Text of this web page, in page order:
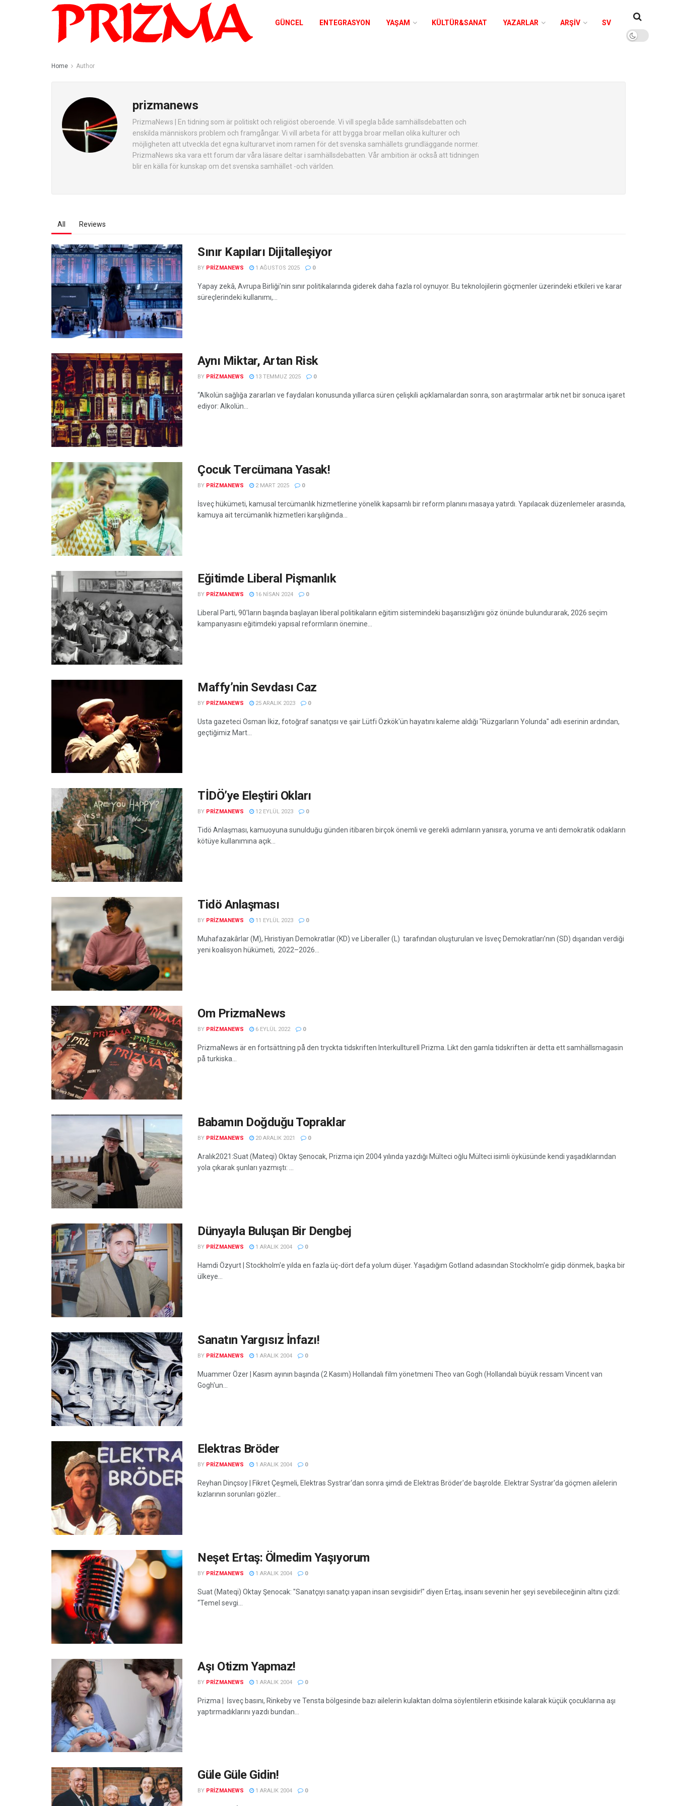
GÜNCEL ENTEGRASYON YAŞAM KÜLTÜR&SANAT YAZARLAR ARŞIV SV
Home Author
prizmanews
PrizmaNews | En tidning som är politiskt och religiöst oberoende. Vi vill spegla både samhällsdebatten och
enskilda människors problem och framgångar. Vi vill arbeta för att bygga broar mellan olika kulturer och
möjligheten att utveckla det egna kulturarvet inom ramen för det svenska samhällets grundläggande normer.
PrizmaNews ska vara ett forum dar våra läsare deltar i samhällsdebatten. Vår ambition är också att tidningen
blir en källa för kunskap om det svenska samhället -och världen.
All Reviews
Sınır Kapıları Dijitalleşiyor
BY PRIZMANEWS 1 AĞUSTOS 2025 0
Yapay zekâ, Avrupa Birliği'nin sınır politikalarında giderek daha fazla rol oynuyor. Bu teknolojilerin göçmenler üzerindeki etkileri ve karar
süreçlerindeki kullanımı,...
Aynı Miktar, Artan Risk
BY PRIZMANEWS 13 TEMMUZ 2025 0
“Alkolün sağlığa zararları ve faydaları konusunda yıllarca süren çelişkili açıklamalardan sonra, son araştırmalar artık net bir sonuca işaret
ediyor: Alkolün...
Çocuk Tercümana Yasak!
BY PRIZMANEWS 2 MART 2025 0
İsveç hükümeti, kamusal tercümanlık hizmetlerine yönelik kapsamlı bir reform planını masaya yatırdı. Yapılacak düzenlemeler arasında,
kamuya ait tercümanlık hizmetleri karşılığında...
Eğitimde Liberal Pişmanlık
BY PRIZMANEWS 16 NISAN 2024 0
Liberal Parti, 90'ların başında başlayan liberal politikaların eğitim sistemindeki başarısızlığını göz önünde bulundurarak, 2026 seçim
kampanyasını eğitimdeki yapısal reformların önemine...
Maffy’nin Sevdası Caz
BY PRIZMANEWS 25 ARALIK 2023 0
Usta gazeteci Osman İkiz, fotoğraf sanatçısı ve şair Lütfi Özkök'ün hayatını kaleme aldığı "Rüzgarların Yolunda" adlı eserinin ardından,
geçtiğimiz Mart...
TİDÖ’ye Eleştiri Okları
BY PRIZMANEWS 12 EYLÜL 2023 0
Tidö Anlaşması, kamuoyuna sunulduğu günden itibaren birçok önemli ve gerekli adımların yanısıra, yoruma ve anti demokratik odakların
kötüye kullanımına açık...
Tidö Anlaşması
BY PRIZMANEWS 11 EYLÜL 2023 0
Muhafazakârlar (M), Hıristiyan Demokratlar (KD) ve Liberaller (L) tarafından oluşturulan ve İsveç Demokratları’nın (SD) dışarıdan verdiği
yeni koalisyon hükümeti, 2022–2026...
Om PrizmaNews
BY PRIZMANEWS 6 EYLÜL 2022 0
PrizmaNews är en fortsättning på den tryckta tidskriften Interkullturell Prizma. Likt den gamla tidskriften är detta ett samhällsmagasin
på turkiska...
Babamın Doğduğu Topraklar
BY PRIZMANEWS 20 ARALIK 2021 0
Aralık2021:Suat (Mateqi) Oktay Şenocak, Prizma için 2004 yılında yazdığı Mülteci oğlu Mülteci isimli öyküsünde kendi yaşadıklarından
yola çıkarak şunları yazmıştı: ...
Dünyayla Buluşan Bir Dengbej
BY PRIZMANEWS 1 ARALIK 2004 0
Hamdi Özyurt | Stockholm'e yılda en fazla üç-dört defa yolum düşer. Yaşadığım Gotland adasından Stockholm'e gidip dönmek, başka bir
ülkeye...
Sanatın Yargısız İnfazı!
BY PRIZMANEWS 1 ARALIK 2004 0
Muammer Özer | Kasım ayının başında (2 Kasım) Hollandalı film yönetmeni Theo van Gogh (Hollandalı büyük ressam Vincent van
Gogh'un...
Elektras Bröder
BY PRIZMANEWS 1 ARALIK 2004 0
Reyhan Dinçsoy | Fikret Çeşmeli, Elektras Systrar‘dan sonra şimdi de Elektras Bröder'de başrolde. Elektrar Systrar'da göçmen ailelerin
kızlarının sorunları gözler...
Neşet Ertaş: Ölmedim Yaşıyorum
BY PRIZMANEWS 1 ARALIK 2004 0
Suat (Mateqi) Oktay Şenocak: "Sanatçıyı sanatçı yapan insan sevgisidir!" diyen Ertaş, insanı sevenin her şeyi sevebileceğinin altını çizdi:
“Temel sevgi...
Aşı Otizm Yapmaz!
BY PRIZMANEWS 1 ARALIK 2004 0
Prizma | İsveç basını, Rinkeby ve Tensta bölgesinde bazı ailelerin kulaktan dolma söylentilerin etkisinde kalarak küçük çocuklarına aşı
yaptırmadıklarını yazdı bundan...
Güle Güle Gidin!
BY PRIZMANEWS 1 ARALIK 2004 0